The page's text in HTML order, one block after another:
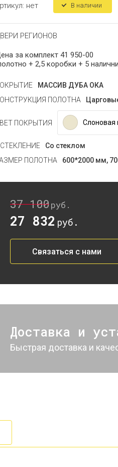
нет В наличии
РЕГИОНОВ
за комплект 41 950-00
+ 2,5 коробки + 5
МАССИВ ДУБА ОКА
ПОЛОТНА
ПОКРЫТИЯ Слоновая
Со стеклом
ПОЛОТНА
600*2000 мм,
37 100руб.
27 832 руб.
Связаться с нами
Доставка и
Быстрая доставка и